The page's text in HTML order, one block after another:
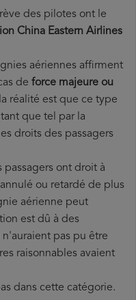
des pilotes ont le
China Eastern Airlines
aériennes affirment
de force majeure ou
réalité est que ce type
que tel par la
droits des passagers
passagers ont droit à
ou retardé de plus
aérienne peut
est dû à des
pas pu être
raisonnables avaient
dans cette catégorie.